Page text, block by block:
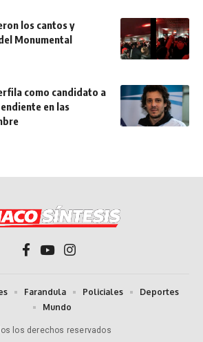
los cantos y
Monumental
como candidato a
en las
los derechos reservados
Farandula Policiales
Deportes
Mundo